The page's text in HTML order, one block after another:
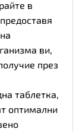
в
ви,
през
таблетка,
оптимални